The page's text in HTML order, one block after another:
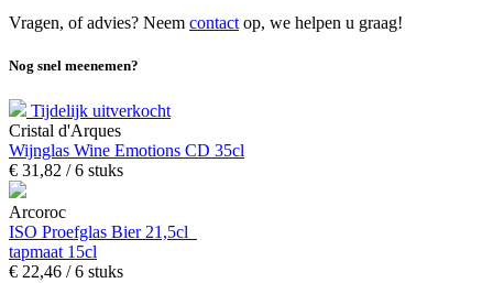
Vragen, of advies? Neem contact op, we helpen u graag!
Nog snel meenemen?
Tijdelijk uitverkocht
Cristal d'Arques
Wijnglas Wine Emotions CD 35cl
€ 31,82 / 6 stuks
Arcoroc
ISO Proefglas Bier 21,5cl
tapmaat 15cl
€ 22,46 / 6 stuks